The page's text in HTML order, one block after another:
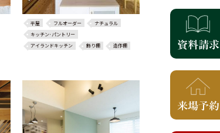
平屋 フルオーダー
ナチュラル
キッチン･パントリー
アイランドキッチン
飾り棚 造作棚